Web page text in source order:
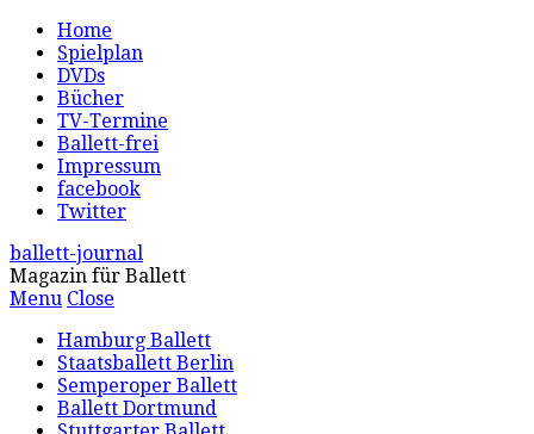
Home
Spielplan
DVDs
Bücher
TV-Termine
Ballett-frei
Impressum
facebook
Twitter
ballett-journal
Magazin für Ballett
Menu Close
Hamburg Ballett
Staatsballett Berlin
Semperoper Ballett
Ballett Dortmund